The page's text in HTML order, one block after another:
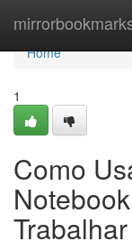
Home
Home
1
Como